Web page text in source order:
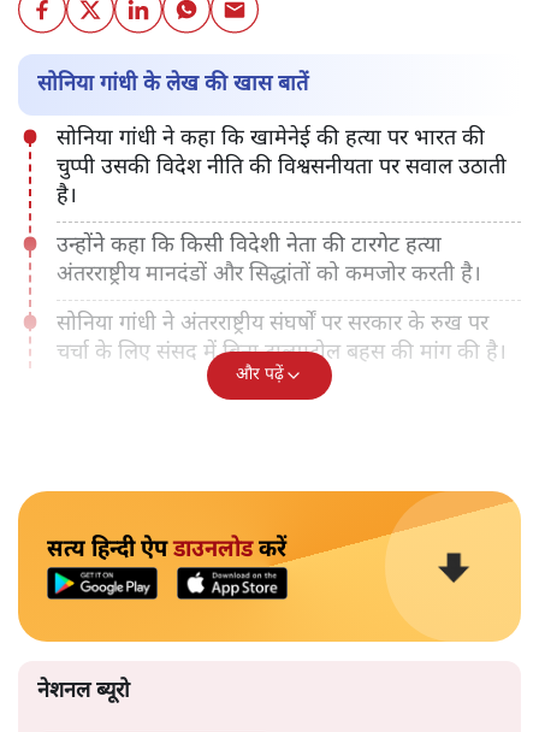
सोनिया गांधी के लेख की खास बातें
सोनिया गांधी ने कहा कि खामेनेई की हत्या पर भारत की
चुप्पी उसकी विदेश नीति की विश्वसनीयता पर सवाल उठाती
है।
उन्होंने कहा कि किसी विदेशी नेता की टारगेट हत्या
अंतरराष्ट्रीय मानदंडों और सिद्धांतों को कमजोर करती है।
सोनिया गांधी ने अंतरराष्ट्रीय संघर्षों पर सरकार के रुख पर
चर्चा के लिए संसद में बिना टालमटोल बहस की मांग की है।
और पढ़ें
सत्य हिन्दी ऐपडाउनलोडकरें
नेशनल ब्यूरो